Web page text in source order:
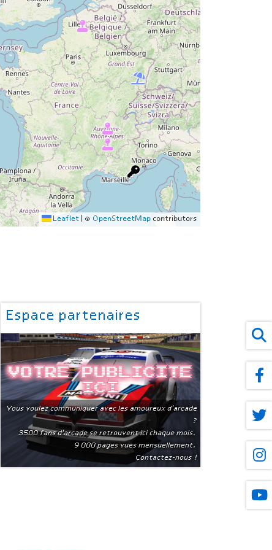
Leaflet © OpenStreetMap contributors
Espace partenaires
Votre publicite
ici
Vous voulez communiquer avec les amoureux d'arcade
?
3500 fans d'arcade se retrouvent ici chaque mois.
9 000 pages vues mensuellement.
Contactez-nous !